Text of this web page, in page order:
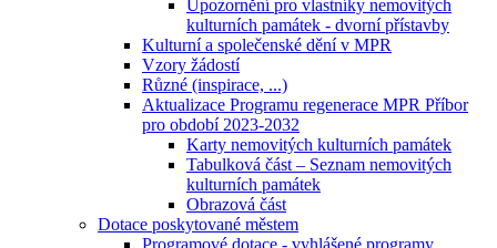
Upozornění pro vlastníky nemovitých
kulturních památek - dvorní přístavby
Kulturní a společenské dění v MPR
Vzory žádostí
Různé (inspirace, ...)
Aktualizace Programu regenerace MPR Příbor
pro období 2023-2032
Karty nemovitých kulturních památek
Tabulková část – Seznam nemovitých
kulturních památek
Obrazová část
Dotace poskytované městem
Programové dotace - vyhlášené programy